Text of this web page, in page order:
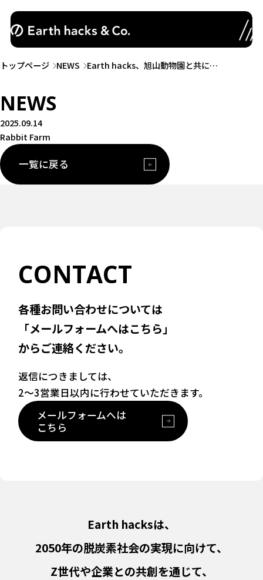
トップページ NEWS Earth hacks、旭山動物園と共に…
NEWS
2025.09.14
Rabbit Farm
一覧に戻る
CONTACT
各種お問い合わせについては
「メールフォームへはこちら」
からご連絡ください。
返信につきましては、
2〜3営業日以内に行わせていただきます。
メールフォームへは
こちら
Earth hacksは、
2050年の脱炭素社会の実現に向けて、
Z世代や企業との共創を通じて、